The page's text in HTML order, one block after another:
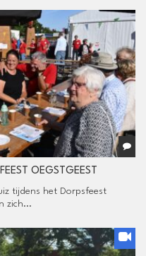
OEGSTGEEST
tijdens het Dorpsfeest
zich...